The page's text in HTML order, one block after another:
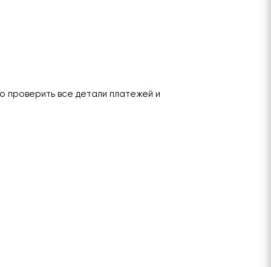
проверить все детали платежей и